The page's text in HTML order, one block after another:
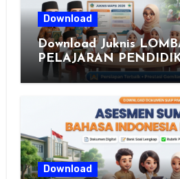
Download
Download Juknis
PELAJARAN
ISLAM DAN SENI
JAWA TENGAH
Download